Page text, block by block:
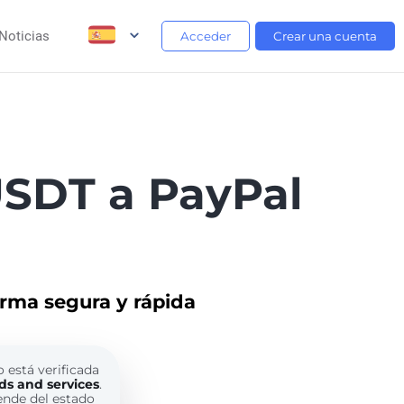
Acceder Crear una cuenta
a PayPal
segura y rápida
está verificada
and services.
del estado